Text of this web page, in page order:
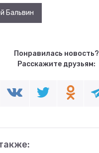
Бальвин
Понравилась новость?
Расскажите друзьям: